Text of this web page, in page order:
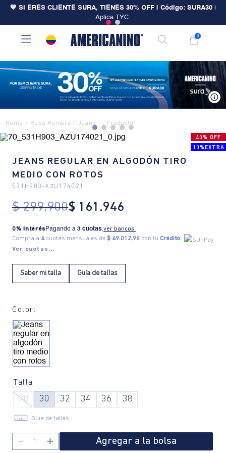
💙 SI ERES CLIENTE SURA, TIENES 30% OFF | Código: SURA30
Aplica TYC.
0
Ropa Hombre Jeans
40% OFF
10%EXTRA
JEANS REGULAR EN ALGODÓN TIRO
MEDIO CON ROTOS
531H903-AZU174021
$ 299.900$ 161 .946
0% Interés Pagando a 3 cuotas.ver bancos.
Compra a 4cuotas mensuales de $ 49.012,96 con tu Crédito
Ver cuotas...
Saber mi talla Guía de tallas
Color:
Talla
28 30 32 34 36 38
Guía de tallas
＋
－ Agregar a la bolsa